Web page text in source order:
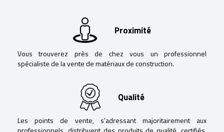
Proximité
Vous trouverez près de chez vous un professionnel
spécialiste de la vente de matériaux de construction.
Qualité
Les points de vente, s’adressant majoritairement aux